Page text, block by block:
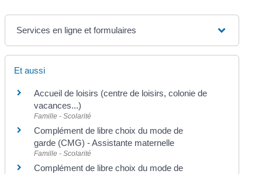
Services en ligne et formulaires
Et aussi
Accueil de loisirs (centre de loisirs, colonie de
vacances...)
Famille - Scolarité
Complément de libre choix du mode de
garde (CMG) - Assistante maternelle
Famille - Scolarité
Complément de libre choix du mode de